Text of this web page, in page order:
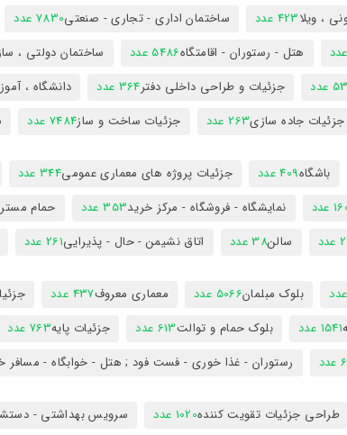
، ویلا423 عدد ساختمان اداری - تجاری - صنعتی7830 عدد
هتل - رستوران - اقامتگاه5486 عدد ساختمان دولتی ،
جزئیات و طراحی داخلی دفتر364 عدد دانشگاه ،
جزئیات جاده سازی263 عدد جزئیات ساخت و ساز7484 عدد
باشگاه409 عدد جزئیات پروژه های معماری عمومی344 عدد
عدد نمایشگاه - فروشگاه - مرکز خرید353 عدد حمام مستر
سالن38 عدد اتاق نشیمن - حال - پذیرایی261 عدد
بلوک مبلمان5066 عدد معماری معروف437 عدد
1541 عدد بلوک حمام و توالت613 عدد جزئیات پایه763 عدد
رستوران - غذا خوری - فست فود ; هتل - خوابگاه - مسافر
طراحی جزئیات تقویت کننده1020 عدد سرویس بهداشتی -